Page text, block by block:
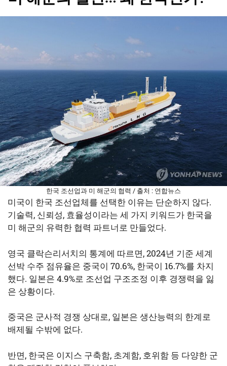
한국 조선업과 미 해군의 협력 / 출처 : 연합뉴스
미국이 한국 조선업체를 선택한 이유는 단순하지 않다.
기술력, 신뢰성, 효율성이라는 세 가지 키워드가 한국을
미 해군의 유력한 협력 파트너로 만들었다.
영국 클락슨리서치의 통계에 따르면, 2024년 기준 세계
선박 수주 점유율은 중국이 70.6%, 한국이 16.7%를 차지
했다. 일본은 4.9%로 조선업 구조조정 이후 경쟁력을 잃
은 상황이다.
중국은 군사적 경쟁 상대로, 일본은 생산능력의 한계로
배제될 수밖에 없다.
반면, 한국은 이지스 구축함, 초계함, 호위함 등 다양한 군